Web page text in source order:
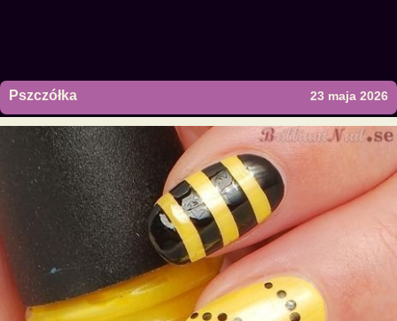
Pszczółka 23 maja 2026